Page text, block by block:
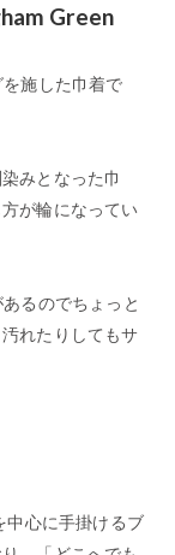
Green
施した巾着で
みとなった巾
が輪になってい
るのでちょっと
れたりしてもサ
中心に手掛けるブ